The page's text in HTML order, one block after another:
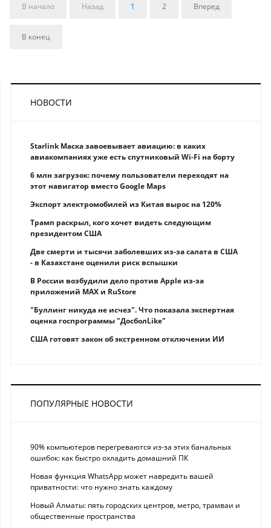
В начало Назад 1 2 Вперед
В конец
НОВОСТИ
Starlink Маска завоевывает авиацию: в каких
авиакомпаниях уже есть спутниковый Wi-Fi на борту
6 млн загрузок: почему пользователи переходят на
этот навигатор вместо Google Maps
Экспорт электромобилей из Китая вырос на 120%
Трамп раскрыл, кого хочет видеть следующим
президентом США
Две смерти и тысячи заболевших из-за салата в США
- в Казахстане оценили риск вспышки
В России возбудили дело против Apple из-за
приложений MAX и RuStore
"Буллинг никуда не исчез". Что показала экспертная
оценка госпрограммы "ДосболLike"
США готовят закон об экстренном отключении ИИ
ПОПУЛЯРНЫЕ НОВОСТИ
90% компьютеров перегреваются из-за этих банальных
ошибок: как быстро охладить домашний ПК
Новая функция WhatsApp может навредить вашей
приватности: что нужно знать каждому
Новый Алматы: пять городских центров, метро, трамваи и
общественные пространства